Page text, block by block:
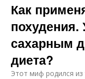
Как
сахарным
диета?
Этот миф родился из